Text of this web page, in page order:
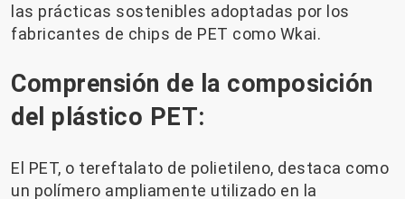
las prácticas sostenibles adoptadas por los
fabricantes de chips de PET como Wkai.
Comprensión de la composición
del plástico PET:
El PET, o tereftalato de polietileno, destaca como
un polímero ampliamente utilizado en la